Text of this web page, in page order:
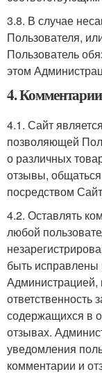
3.8. В случае
Пользователя,
Пользователь
этом
4.
4.1. Сайт
позволяющей
о различных
отзывы,
посредством
4.2. Оставлять
любой
быть исправлены
Администрацией,
ответственность
содержащихся в
отзывах.
уведомления
комментарии и